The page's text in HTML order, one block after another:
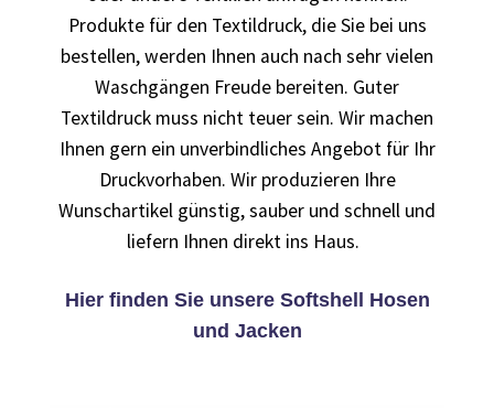
Arbeitskleidung bedrucken Schwerin – Firmenlogo
Arbeitskleidung BEDRUCKEN Sindelfingen /
Berufsbekleidung
Arbeitskleidung BEDRUCKEN STUTTGART /
Berufsbekleidung
Arbeitskleidung BEDRUCKEN WAIBLINGEN /
Arbeitskleidung bedrucken Wilhelmshaven – Firmenlogo
Produkte für den Textildruck, die Sie bei uns
bestellen, werden Ihnen auch nach sehr vielen
Waschgängen Freude bereiten. Guter
Textildruck muss nicht teuer sein. Wir machen
Ihnen gern ein unverbindliches Angebot für Ihr
Druckvorhaben. Wir produzieren Ihre
Wunschartikel günstig, sauber und schnell und
liefern Ihnen direkt ins Haus.
Hier finden Sie unsere Softshell Hosen
und Jacken